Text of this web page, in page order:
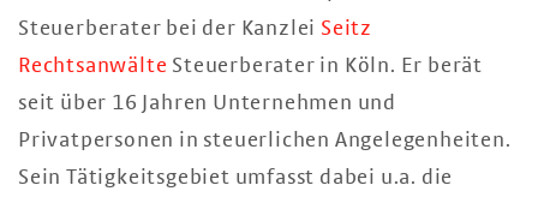
Steuerberater bei der Kanzlei Seitz
Rechtsanwälte Steuerberater in Köln. Er berät
seit über 16 Jahren Unternehmen und
Privatpersonen in steuerlichen Angelegenheiten.
Sein Tätigkeitsgebiet umfasst dabei u.a. die